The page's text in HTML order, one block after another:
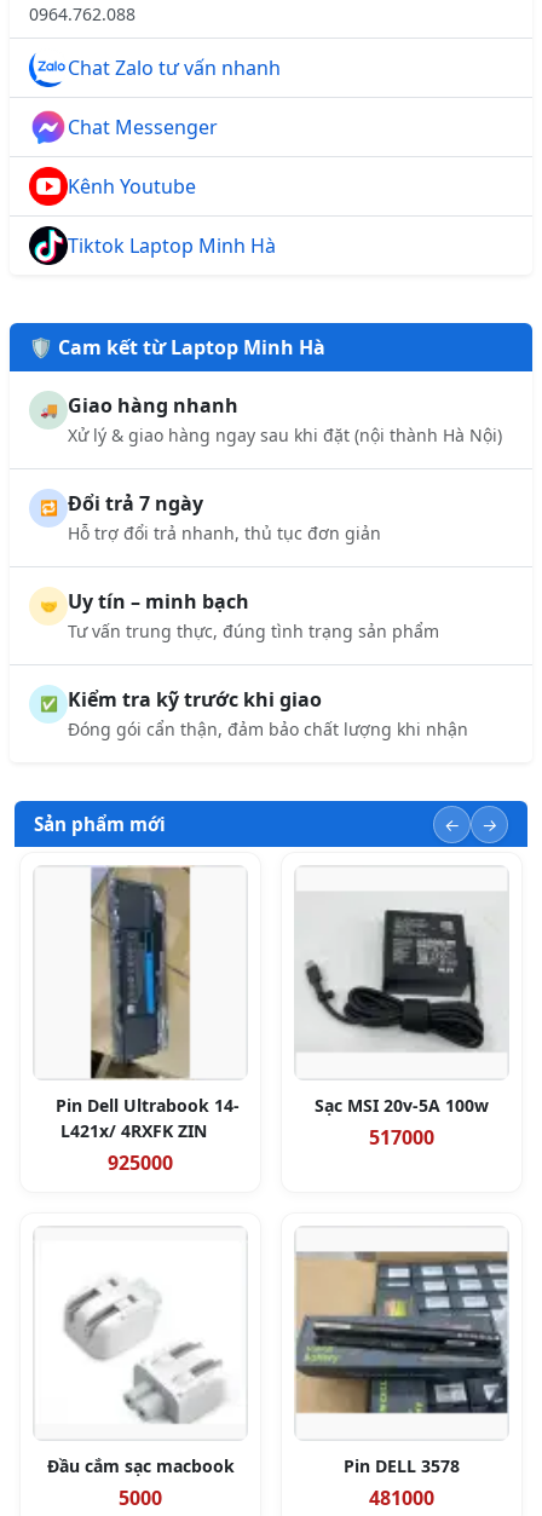
0964.762.088
Chat Zalo tư vấn nhanh
Chat Messenger
Kênh Youtube
Tiktok Laptop Minh Hà
🛡️ Cam kết từ Laptop Minh Hà
🚚 Giao hàng nhanh
Xử lý & giao hàng ngay sau khi đặt (nội thành Hà Nội)
🔁 Đổi trả 7 ngày
Hỗ trợ đổi trả nhanh, thủ tục đơn giản
🤝 Uy tín – minh bạch
Tư vấn trung thực, đúng tình trạng sản phẩm
✅ Kiểm tra kỹ trước khi giao
Đóng gói cẩn thận, đảm bảo chất lượng khi nhận
Sản phẩm mới
Pin Dell Ultrabook 14-
L421x/ 4RXFK ZIN
925000
Sạc MSI 20v-5A 100w
517000
Đầu cắm sạc macbook
5000
Pin DELL 3578
481000